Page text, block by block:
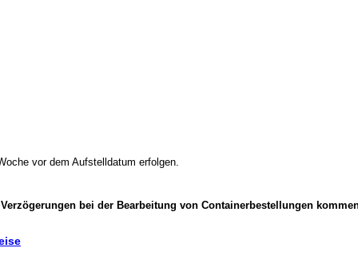
vor dem Aufstelldatum erfolgen.
bei der Bearbeitung von Containerbestellungen